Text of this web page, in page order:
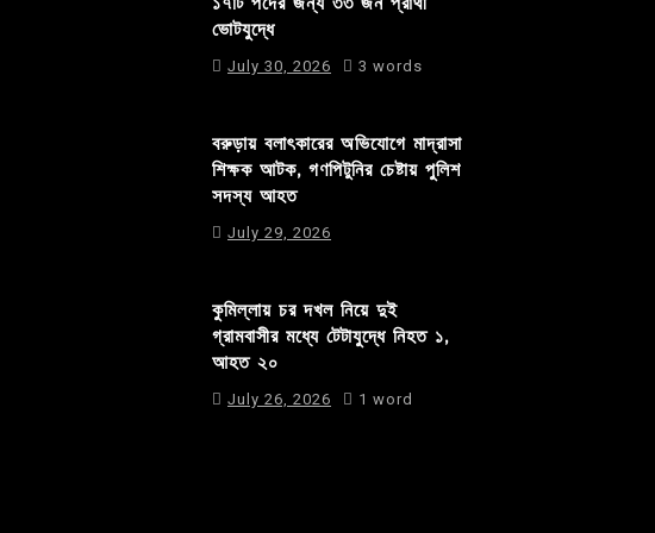
ভোটযুদ্ধে
July 30, 2026 3 words
বরুড়ায় বলাৎকারের অভিযোগে মাদ্রাসা
শিক্ষক আটক, গণপিটুনির চেষ্টায় পুলিশ
সদস্য আহত
July 29, 2026
কুমিল্লায় চর দখল নিয়ে দুই
গ্রামবাসীর মধ্যে টেটাযুদ্ধে নিহত ১,
আহত ২০
July 26, 2026 1 word